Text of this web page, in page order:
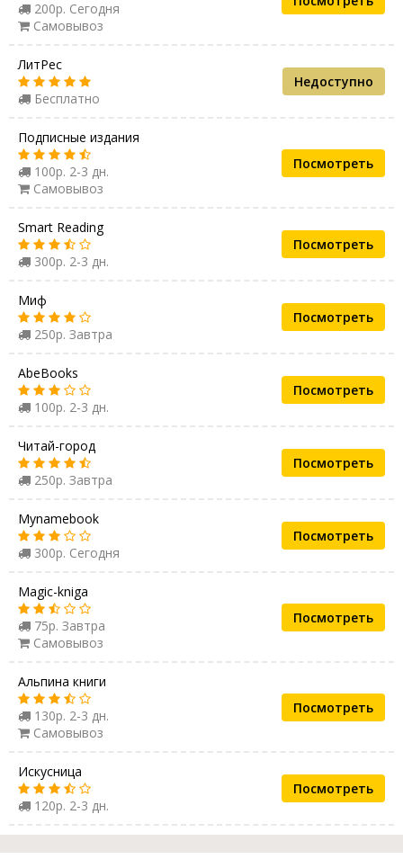
200р. Сегодня
Самовывоз
ЛитРес
Бесплатно
Недоступно
Подписные издания
100р. 2-3 дн.
Самовывоз
Посмотреть
Smart Reading
300р. 2-3 дн.
Посмотреть
Миф
250р. Завтра
Посмотреть
AbeBooks
100р. 2-3 дн.
Посмотреть
Читай-город
250р. Завтра
Посмотреть
Mynamebook
300р. Сегодня
Посмотреть
Magic-kniga
75р. Завтра
Самовывоз
Посмотреть
Альпина книги
130р. 2-3 дн.
Самовывоз
Посмотреть
Искусница
120р. 2-3 дн.
Посмотреть